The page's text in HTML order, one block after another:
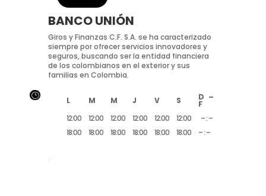
BANCO UNIÓN
Giros y Finanzas C.F. S.A. se ha caracterizado
siempre por ofrecer servicios innovadores y
seguros, buscando ser la entidad financiera
de los colombianos en el exterior y sus
familias en Colombia.
L M M J V S D –
F
12:00
18:00
12:00
18:00
12:00
18:00
12:00
18:00
12:00
18:00
12:00
18:00
– : –
– : –
}
/*mapa*/